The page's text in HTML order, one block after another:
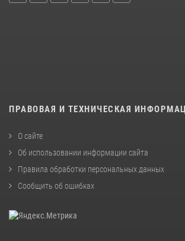
ПРАВОВАЯ И ТЕХНИЧЕСКАЯ
О сайте
Об использовании информации сайта
Правила обработки персональных данных
Сообщить об ошибках